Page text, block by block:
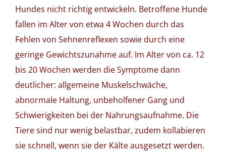
Hundes nicht richtig entwickeln. Betroffene Hunde
fallen im Alter von etwa 4 Wochen durch das
Fehlen von Sehnenreflexen sowie durch eine
geringe Gewichtszunahme auf. Im Alter von ca. 12
bis 20 Wochen werden die Symptome dann
deutlicher: allgemeine Muskelschwäche,
abnormale Haltung, unbeholfener Gang und
Schwierigkeiten bei der Nahrungsaufnahme. Die
Tiere sind nur wenig belastbar, zudem kollabieren
sie schnell, wenn sie der Kälte ausgesetzt werden.